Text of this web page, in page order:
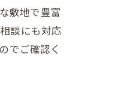
敷地で豊富
談にも対応
でご確認く